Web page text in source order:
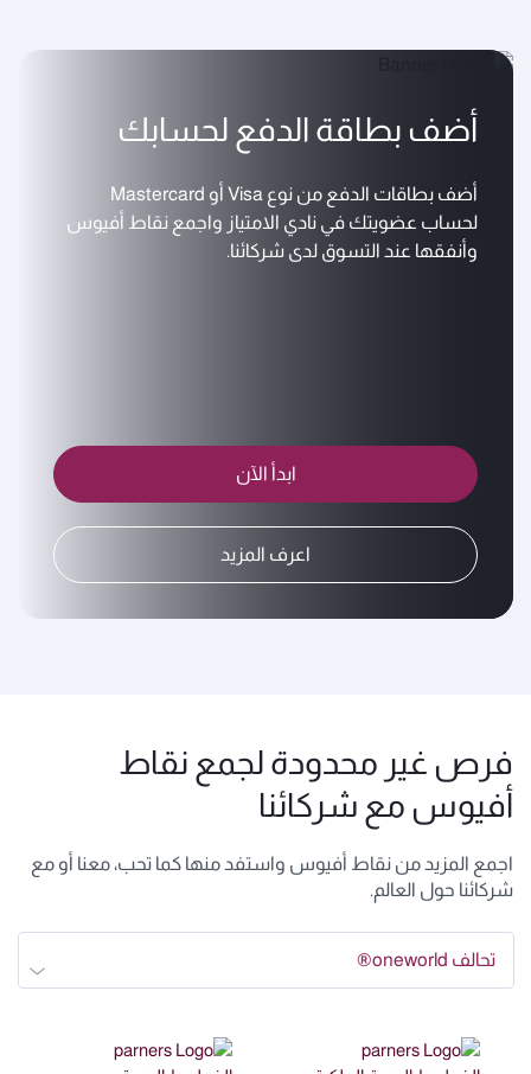
أضف بطاقة الدفع لحسابك
أضف بطاقات الدفع من نوع Visa أو Mastercard
لحساب عضويتك في نادي الامتياز واجمع نقاط أفيوس
وأنفقها عند التسوق لدى شركائنا.
ابدأ الآن
اعرف المزيد
فرص غير محدودة لجمع نقاط
أفيوس مع شركائنا
اجمع المزيد من نقاط أفيوس واستفد منها كما تحب، معنا أو مع
شركائنا حول العالم.
تحالف oneworld®